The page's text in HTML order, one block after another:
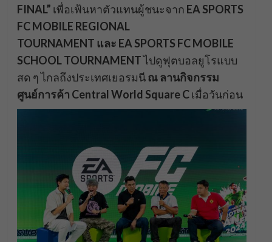
FINAL” เพื่อเฟ้นหาตัวแทนผู้ชนะจาก EA SPORTS
FC MOBILE REGIONAL
TOURNAMENT และ EA SPORTS FC MOBILE
SCHOOL TOURNAMENTไปดูฟุตบอลยูโรแบบ
สด ๆ ไกลถึงประเทศเยอรมนีณ ลานกิจกรรม
ศูนย์การค้า Central World Square Cเมื่อวันก่อน